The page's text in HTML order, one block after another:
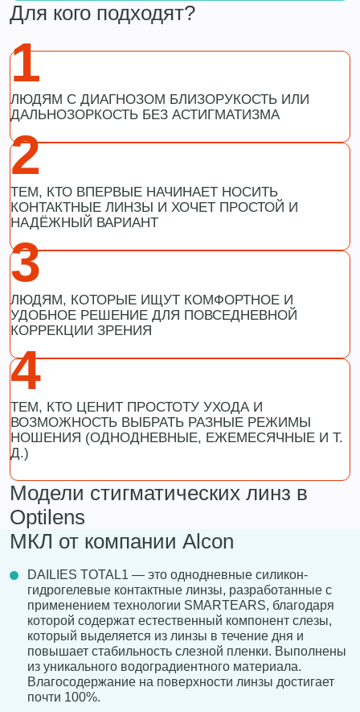
Для кого подходят?
1
ЛЮДЯМ С ДИАГНОЗОМ БЛИЗОРУКОСТЬ ИЛИ
ДАЛЬНОЗОРКОСТЬ БЕЗ АСТИГМАТИЗМА
2
ТЕМ, КТО ВПЕРВЫЕ НАЧИНАЕТ НОСИТЬ
КОНТАКТНЫЕ ЛИНЗЫ И ХОЧЕТ ПРОСТОЙ И
НАДЁЖНЫЙ ВАРИАНТ
3
ЛЮДЯМ, КОТОРЫЕ ИЩУТ КОМФОРТНОЕ И
УДОБНОЕ РЕШЕНИЕ ДЛЯ ПОВСЕДНЕВНОЙ
КОРРЕКЦИИ ЗРЕНИЯ
4
ТЕМ, КТО ЦЕНИТ ПРОСТОТУ УХОДА И
ВОЗМОЖНОСТЬ ВЫБРАТЬ РАЗНЫЕ РЕЖИМЫ
НОШЕНИЯ (ОДНОДНЕВНЫЕ, ЕЖЕМЕСЯЧНЫЕ И Т.
Д.)
Модели стигматических линз в
Optilens
МКЛ от компании Alcon
DAILIES TOTAL1 — это однодневные силикон-
гидрогелевые контактные линзы, разработанные с
применением технологии SMARTEARS, благодаря
которой содержат естественный компонент слезы,
который выделяется из линзы в течение дня и
повышает стабильность слезной пленки. Выполнены
из уникального водоградиентного материала.
Влагосодержание на поверхности линзы достигает
почти 100%.